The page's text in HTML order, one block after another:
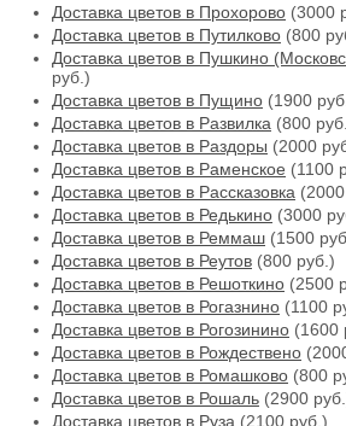
Доставка цветов в Прохорово (3000
Доставка цветов в Путилково (800
Доставка цветов в Пушкино
руб.)
Доставка цветов в Пущино (1900
Доставка цветов в Развилка (800
Доставка цветов в Раздоры (2000
Доставка цветов в Раменское (1100
Доставка цветов в Рассказовка
Доставка цветов в Редькино (3000
Доставка цветов в Реммаш (1500
Доставка цветов в Реутов (800 руб.)
Доставка цветов в Решоткино (2500
Доставка цветов в Рогазнино (1100
Доставка цветов в Рогозинино (1600
Доставка цветов в Рождествено
Доставка цветов в Ромашково (800
Доставка цветов в Рошаль (2900
Доставка цветов в Руза (2100 руб.)